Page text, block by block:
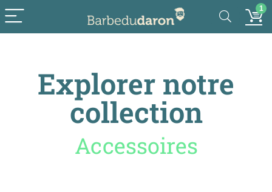
1
Explorer notre
collection
Accessoires